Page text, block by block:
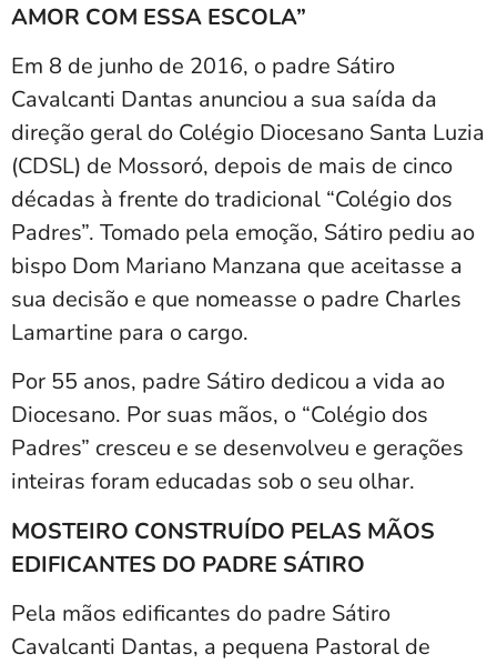
AMOR COM ESSA ESCOLA”
Em 8 de junho de 2016, o padre Sátiro
Cavalcanti Dantas anunciou a sua saída da
direção geral do Colégio Diocesano Santa Luzia
(CDSL) de Mossoró, depois de mais de cinco
décadas à frente do tradicional “Colégio dos
Padres”. Tomado pela emoção, Sátiro pediu ao
bispo Dom Mariano Manzana que aceitasse a
sua decisão e que nomeasse o padre Charles
Lamartine para o cargo.
Por 55 anos, padre Sátiro dedicou a vida ao
Diocesano. Por suas mãos, o “Colégio dos
Padres” cresceu e se desenvolveu e gerações
inteiras foram educadas sob o seu olhar.
MOSTEIRO CONSTRUÍDO PELAS MÃOS
EDIFICANTES DO PADRE SÁTIRO
Pela mãos edificantes do padre Sátiro
Cavalcanti Dantas, a pequena Pastoral de